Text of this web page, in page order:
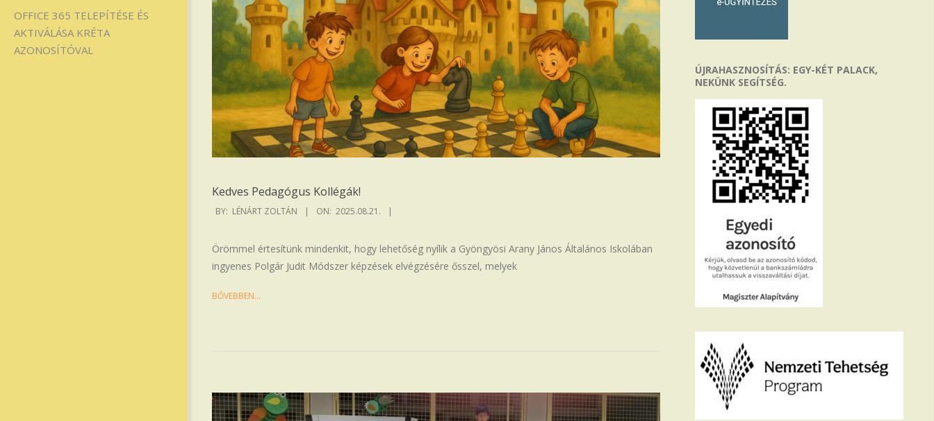
OFFICE 365 TELEPÍTÉSE ÉS
AKTIVÁLÁSA KRÉTA
AZONOSÍTÓVAL
Kedves Pedagógus Kollégák!
2025-
21
BY: LÉNÁRT ZOLTÁN ON: 2025.08.21.
Örömmel értesítünk mindenkit, hogy lehetőség nyílik a Gyöngyösi Arany János Általános Iskolában
ingyenes Polgár Judit Módszer képzések elvégzésére ősszel, melyek
BŐVEBBEN…
ÚJRAHASZNOSÍTÁS: EGY-KÉT PALACK,
NEKÜNK SEGÍTSÉG.